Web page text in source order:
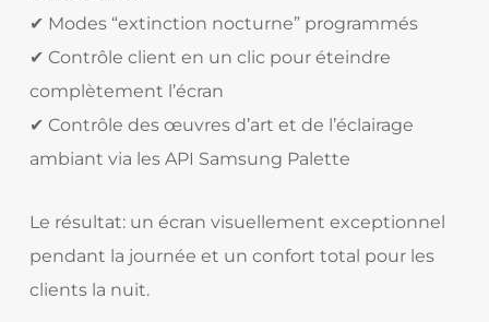
✔ Modes “extinction nocturne” programmés
✔ Contrôle client en un clic pour éteindre
complètement l’écran
✔ Contrôle des œuvres d’art et de l’éclairage
ambiant via les API Samsung Palette
Le résultat: un écran visuellement exceptionnel
pendant la journée et un confort total pour les
clients la nuit.